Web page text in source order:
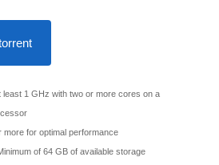
least 1 GHz with two or more cores on a
more for optimal performance
of 64 GB of available storage